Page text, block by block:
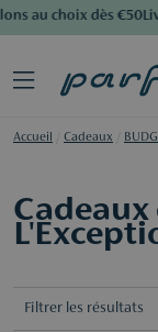
au choix dès €50
Accueil Cadeaux
Cadeaux
Filtrer les résultats